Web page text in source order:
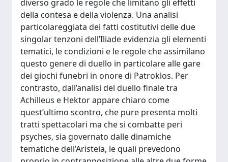
diverso grado le regole che limitano gli effetti
della contesa e della violenza. Una analisi
particolareggiata dei fatti costitutivi delle due
singolar tenzoni dell’Iliade evidenzia gli elementi
tematici, le condizioni e le regole che assimilano
questo genere di duello in particolare alle gare
dei giochi funebri in onore di Patroklos. Per
contrasto, dall’analisi del duello finale tra
Achilleus e Hektor appare chiaro come
quest’ultimo scontro, che pure presenta molti
tratti spettacolari ma che si combatte peri
psyches, sia governato dalle dinamiche
tematiche dell’Aristeia, le quali prevedono